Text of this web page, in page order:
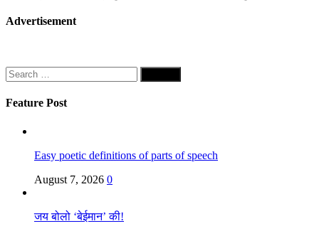
Advertisement
Search
for:
Feature Post
Easy poetic definitions of parts of speech
August 7, 2026 0
जय बोलो ‘बेईमान’ की!